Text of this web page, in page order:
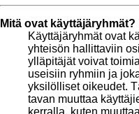
Mitä ovat käyttäjäryhmät?
Käyttäjäryhmät ovat
yhteisön hallittaviin
ylläpitäjät voivat
useisiin ryhmiin ja
yksilölliset oikeudet.
tavan muuttaa